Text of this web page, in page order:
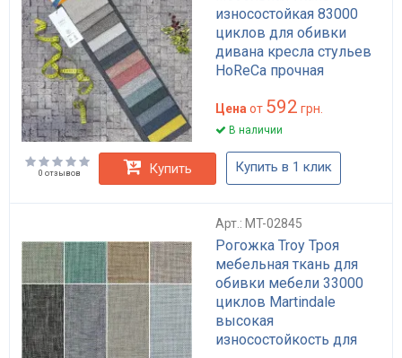
износостойкая 83000
циклов для обивки
дивана кресла стульев
HoReCa прочная
Цена от 592 грн.
В наличии
0 отзывов Купить Купить в 1 клик
Арт.: MT-02845
Рогожка Troy Троя
мебельная ткань для
обивки мебели 33000
циклов Martindale
высокая
износостойкость для